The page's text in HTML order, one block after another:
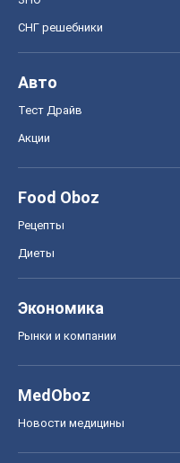
СНГ решебники
Авто
Тест Драйв
Акции
Food Oboz
Рецепты
Диеты
Экономика
Рынки и компании
MedOboz
Новости медицины